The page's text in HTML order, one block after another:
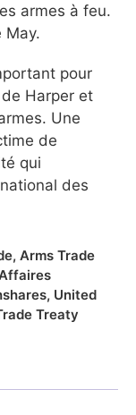
armes à feu.
May.
pour
Harper et
Une
de
qui
des
, Arms Trade
, United
Treaty